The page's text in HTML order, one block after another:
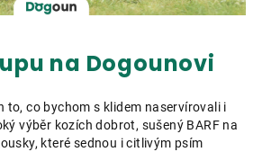
na Dogounovi
to, co bychom s klidem naservírovali i
výběr kozích dobrot, sušený BARF na
které sednou i citlivým psím